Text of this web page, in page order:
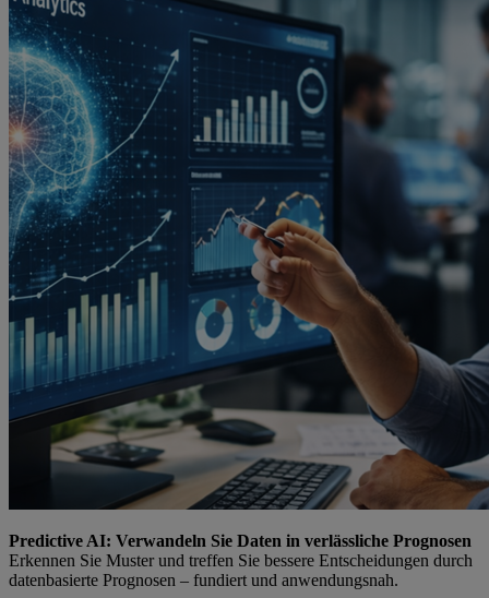
Predictive AI: Verwandeln Sie Daten in verlässliche Prognosen
Erkennen Sie Muster und treffen Sie bessere Entscheidungen durch
datenbasierte Prognosen – fundiert und anwendungsnah.